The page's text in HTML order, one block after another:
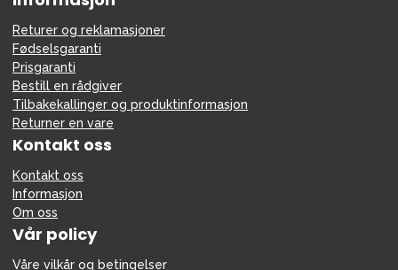
Returer og reklamasjoner
Fødselsgaranti
Prisgaranti
Bestill en rådgiver
Tilbakekallinger og produktinformasjon
Returner en vare
Kontakt oss
Kontakt oss
Informasjon
Om oss
Vår policy
Våre vilkår og betingelser